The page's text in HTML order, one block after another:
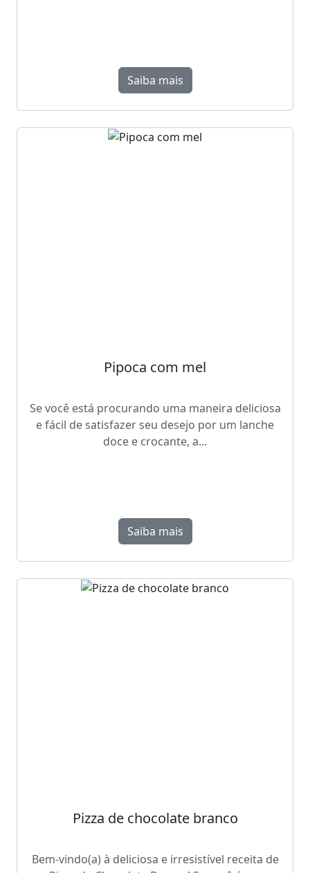
Saiba mais
Pipoca com mel
Se você está procurando uma maneira deliciosa
e fácil de satisfazer seu desejo por um lanche
doce e crocante, a...
Saiba mais
Pizza de chocolate branco
Bem-vindo(a) à deliciosa e irresistível receita de